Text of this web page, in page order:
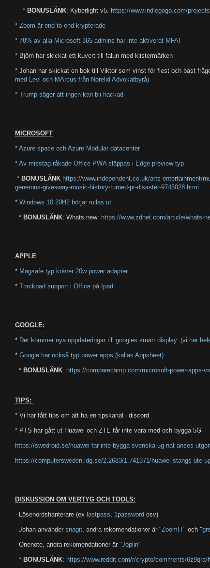
* BONUSLÄNK: Kyberlight v5. https://www.indiegogo.com/
* Zoom är end-to-end krypterade
* 78% av alla Microsoft 365 admins har inte aktiverat MFA!
* Björn har skickat ett kuvert till falun med klistermärken
* Johan har skickat en bok till Viktor som vinst för flest och bäst
med Levi och MArcus från Norelid Advokatbyrå)
* Trump säger att ingen kan bli hackad
MICROSOFT
* Azure space och Azure Modular datacenter
* Av misstag råkade Office PWA släppas i Edge preview typ
* BONUSLÄNK https://www.independent.co.uk/arts-entertainment/
generous-giveaway-music-history-turned-pr-disaster-9745028.html
* Windows 10 20H2 börjar rullas ut
* BONUSLÄNK: Whats new: https://www.zdnet.com/article/whats-
APPLE
* Magsafe typ kräver 20w power adapter
* Trackpad support i Office på Ipad:
GOOGLE:
* Det kommer nya uppdateringar till googles smart display. (vi har
* Google har också typ power apps (kallas Appsheet):
* BONUSLÄNK: https://comparecamp.com/microsoft-power-apps-
TIPS:
* Vi har fått tips om att ha en tipskanal i discord
* PTS har gått ut Huawei och ZTE får inte vara med och bygga 5G
https://swedroid.se/huawei-far-inte-bygga-svenska-5g-nat-anses-
https://computersweden.idg.se/2.2683/1.741371/huawei-stangs-ute-
DISKUSSION OM VERTYG OCH TOOLS:
- Lösenordshanterare (ex lastpass, 1password osv)
- Johan använder snagit, andra rekomendationer är "ZoomIT" och "
- Onenote, andra rekomendationer är "Joplin"
* BONUSLÄNK: https://www.reddit.com/r/crypto/comments/